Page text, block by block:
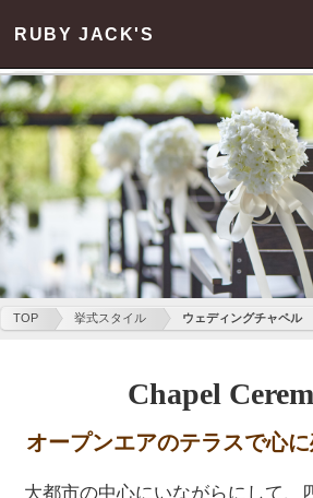
RUBY JACK'S
TOP 挙式スタイル ウェディングチャペル
Chapel
オープンエアのテラスで心
大都市の中心にいながらにして、